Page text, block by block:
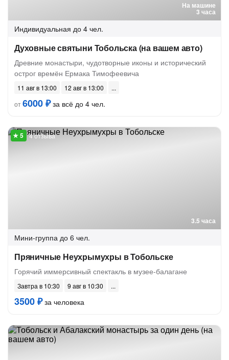
На машине
3 часа
Индивидуальная до 4 чел.
Духовные святыни Тобольска (на вашем авто)
Древние монастыри, чудотворные иконы и исторический
острог времён Ермака Тимофеевича
11 авг в 13:00
12 авг в 13:00
от6000 ₽за всё до 4 чел.
3.5 часа
4 отзыва
Мини-группа до 6 чел.
Пряничные Неухрымухры в Тобольске
Горячий иммерсивный спектакль в музее-балагане
Завтра в 10:30 9 авг в 10:30
3500 ₽за человека